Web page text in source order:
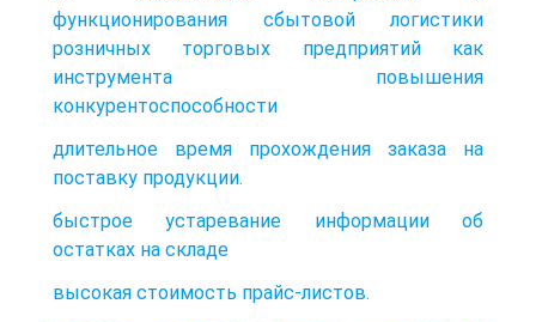
функционирования сбытовой логистики
розничных торговых предприятий как
инструмента повышения
конкурентоспособности
длительное время прохождения заказа на
поставку продукции.
быстрое устаревание информации об
остатках на складе
высокая стоимость прайс-листов.